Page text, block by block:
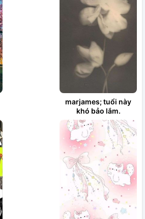
marjames; tuổi này
khó bảo lắm.